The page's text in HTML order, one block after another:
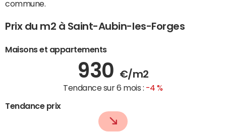
commune.
Prix du m2 à Saint-Aubin-les-Forges
Maisons et appartements
930 €/m2
Tendance sur 6 mois : -4 %
Tendance prix